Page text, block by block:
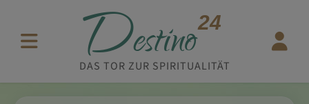
Destino24
DAS TOR ZUR SPIRITUALITÄT